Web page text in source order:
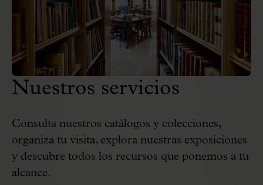
Nuestros servicios
Consulta nuestros catálogos y colecciones,
organiza tu visita, explora nuestras exposiciones
y descubre todos los recursos que ponemos a tu
alcance.